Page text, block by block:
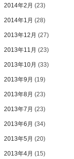
2014年2月 (23)
2014年1月 (28)
2013年12月 (27)
2013年11月 (23)
2013年10月 (33)
2013年9月 (19)
2013年8月 (23)
2013年7月 (23)
2013年6月 (34)
2013年5月 (20)
2013年4月 (15)